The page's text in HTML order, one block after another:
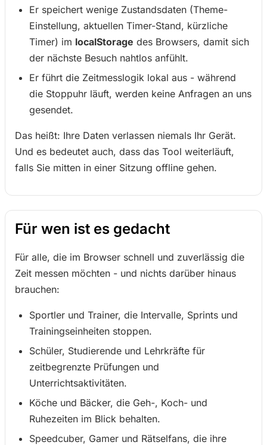
Er speichert wenige Zustandsdaten (Theme-
Einstellung, aktuellen Timer-Stand, kürzliche
Timer) im localStorage des Browsers, damit sich
der nächste Besuch nahtlos anfühlt.
Er führt die Zeitmesslogik lokal aus - während
die Stoppuhr läuft, werden keine Anfragen an uns
gesendet.
Das heißt: Ihre Daten verlassen niemals Ihr Gerät.
Und es bedeutet auch, dass das Tool weiterläuft,
falls Sie mitten in einer Sitzung offline gehen.
Für wen ist es gedacht
Für alle, die im Browser schnell und zuverlässig die
Zeit messen möchten - und nichts darüber hinaus
brauchen:
Sportler und Trainer, die Intervalle, Sprints und
Trainingseinheiten stoppen.
Schüler, Studierende und Lehrkräfte für
zeitbegrenzte Prüfungen und
Unterrichtsaktivitäten.
Köche und Bäcker, die Geh-, Koch- und
Ruhezeiten im Blick behalten.
Speedcuber, Gamer und Rätselfans, die ihre